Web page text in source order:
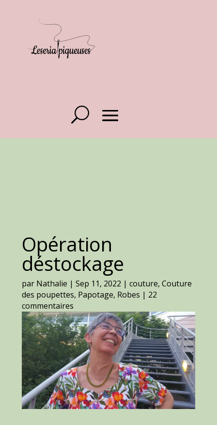
Opération
déstockage
par Nathalie | Sep 11, 2022 | couture, Couture
des poupettes, Papotage, Robes | 22
commentaires